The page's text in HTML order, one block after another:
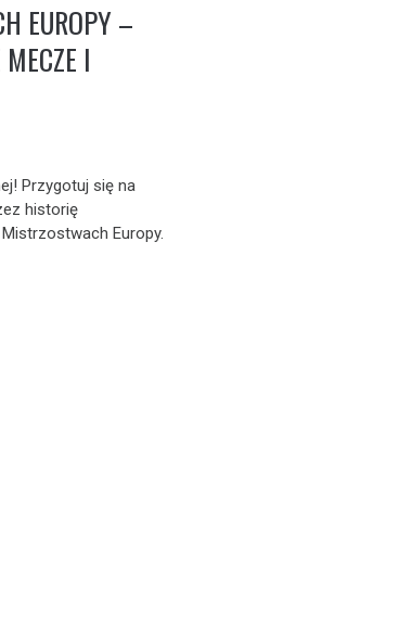
EUROPY –
I
Przygotuj się na
historię
Europy.